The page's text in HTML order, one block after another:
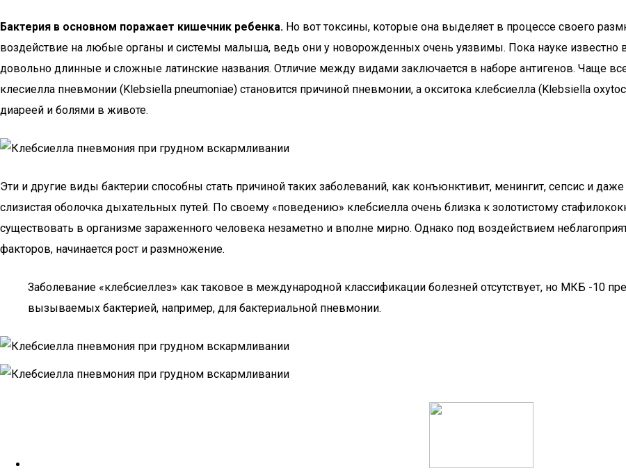
Бактерия в основном поражает кишечник ребенка. Но вот токсины, которые она выделяет в процессе своего
воздействие на любые органы и системы малыша, ведь они у новорожденных очень уязвимы. Пока науке известно
довольно длинные и сложные латинские названия. Отличие между видами заключается в наборе антигенов. Чаще
клесиелла пневмонии (Klebsiella pneumoniae) становится причиной пневмонии, а окситока клебсиелла (Klebsiella
диареей и болями в животе.
Эти и другие виды бактерии способны стать причиной таких заболеваний, как конъюнктивит, менингит, сепсис и
слизистая оболочка дыхательных путей. По своему «поведению» клебсиелла очень близка к золотистому
существовать в организме зараженного человека незаметно и вполне мирно. Однако под воздействием
факторов, начинается рост и размножение.
Заболевание «клебсиеллез» как таковое в международной классификации болезней отсутствует, но МКБ -10
вызываемых бактерией, например, для бактериальной пневмонии.